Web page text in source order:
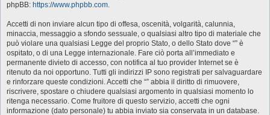
phpBB: https://www.phpbb.com.
Accetti di non inviare alcun tipo di offesa, oscenità, volgarità, calunnia,
minaccia, messaggio a sfondo sessuale, o qualsiasi altro tipo di materiale che
può violare una qualsiasi Legge del proprio Stato, o dello Stato dove “” è
ospitato, o di una Legge internazionale. Fare ciò porta all’immediato e
permanente divieto di accesso, con notifica al tuo provider Internet se è
ritenuto da noi opportuno. Tutti gli indirizzi IP sono registrati per salvaguardare
e rinforzare queste condizioni. Accetti che “” abbia il diritto di rimuovere,
riscrivere, spostare o chiudere qualsiasi argomento in qualsiasi momento lo
ritenga necessario. Come fruitore di questo servizio, accetti che ogni
informazione (dato personale) tu abbia inviato sia conservata in un database.